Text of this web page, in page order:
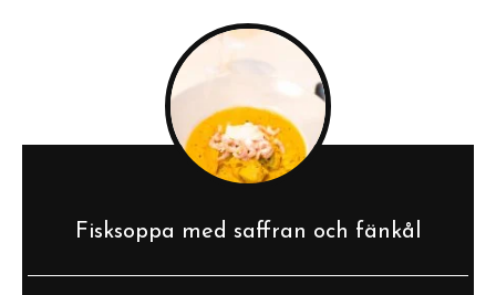
Fisksoppa med saffran och fänkål